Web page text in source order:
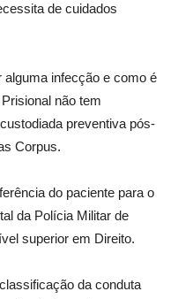
de cuidados
alguma infecção e como é
não tem
preventiva pós-
Corpus.
do paciente para o
da Polícia Militar de
superior em Direito.
da conduta